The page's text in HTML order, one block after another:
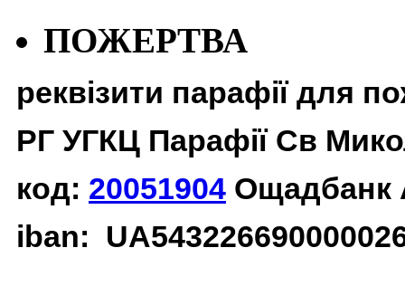
ПОЖЕРТВА
реквізити парафії для
РГ УГКЦ Парафії Св
код: 20051904 Ощадбанк
iban: